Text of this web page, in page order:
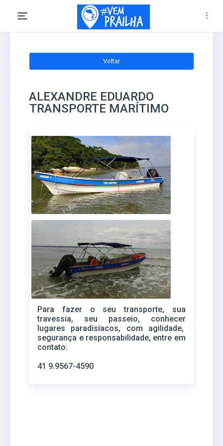
Voltar
ALEXANDRE EDUARDO
TRANSPORTE MARÍTIMO
Para fazer o seu transporte, sua
travessia, seu passeio, conhecer
lugares paradisíacos, com agilidade,
segurança e responsabilidade, entre em
contato:
41 9.9567-4590